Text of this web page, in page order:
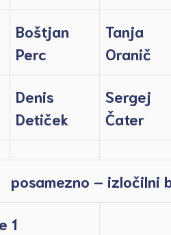
Boštjan
Perc
Tanja
Oranič
Denis
Detiček
Sergej
Čater
posamezno – izločilni
1